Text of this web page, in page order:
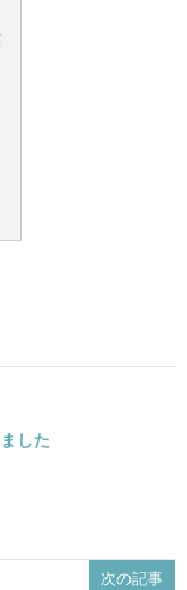
した
次の記事